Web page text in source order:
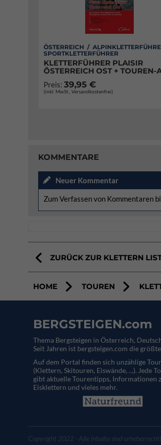
ÖSTERREICH /
SPORTKLETTERFÜHRER
KLETTERFÜHRER PLAISIR
ÖSTERREICH OST + TOUREN-
Preis: 39,95 €
(inkl. MwSt., Versandkostenfrei)
KOMMENTARE
Neuer Kommentar
Zum Verfassen von Kommentaren
ZURÜCK ZUR KLETTERN
HOME TOUREN
BERGSTEIGEN.com
Thema Bergsteigen in Österreich,
Seit Jahren ist bergsteigen.com die
Auf dem Portal finden sich unzählige
(Klettern, Skitouren, Eiswände, ...). Jede
gibt aktuelle Tourentipps, Informationen
Eisklettern und vieles mehr.
Copyright 2022 - Alle Inhalte sind